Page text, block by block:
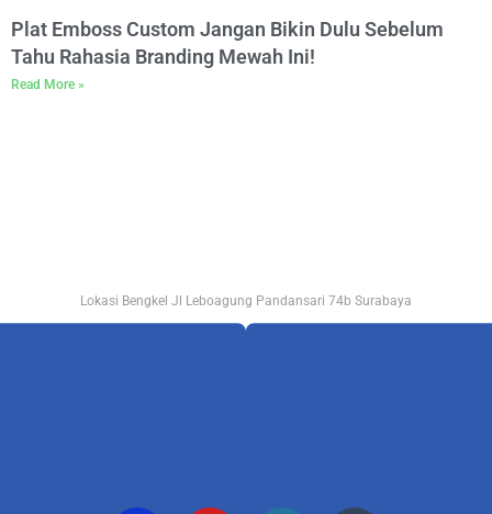
Plat Emboss Custom Jangan Bikin Dulu Sebelum
Tahu Rahasia Branding Mewah Ini!
Read More »
Lokasi Bengkel Jl Leboagung Pandansari 74b Surabaya